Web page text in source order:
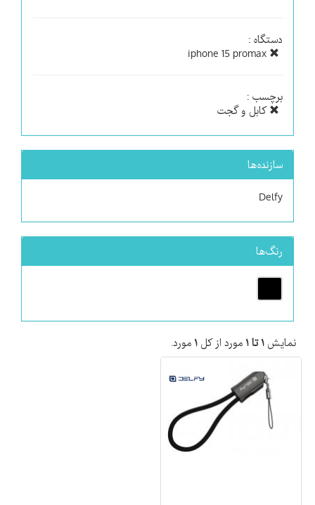
دستگاه :
برچسب :
کابل و گجت
سازنده‌ها
Delfy
رنگ‌ها
نمایش ۱ تا ۱ مورد از کل ۱ مورد.